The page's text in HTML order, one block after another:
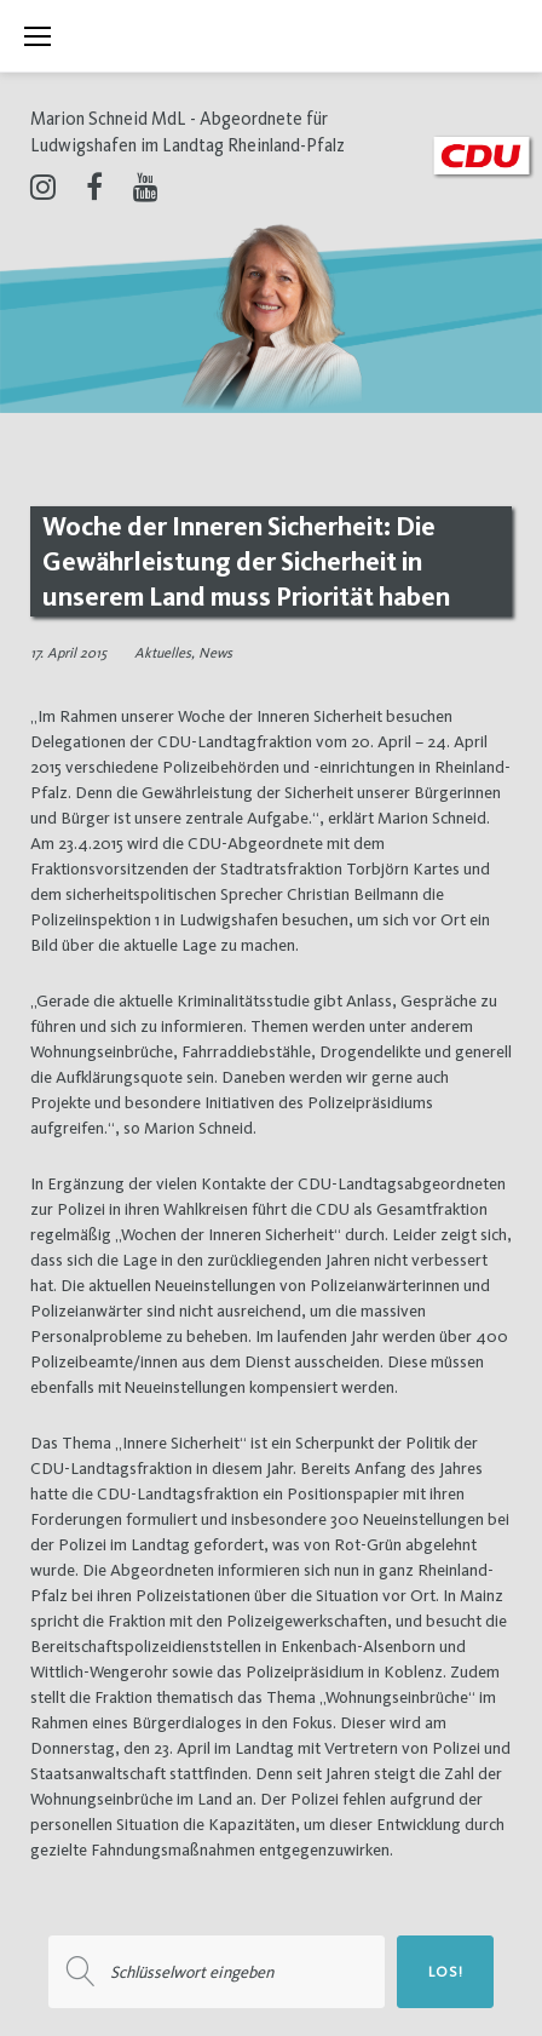
Inhalt
Marion Schneid MdL - Abgeordnete für
Ludwigshafen im Landtag Rheinland-Pfalz
Woche der Inneren Sicherheit: Die
Gewährleistung der Sicherheit in
unserem Land muss Priorität haben
17. April 2015 Aktuelles, News
„Im Rahmen unserer Woche der Inneren Sicherheit besuchen
Delegationen der CDU-Landtagfraktion vom 20. April – 24. April
2015 verschiedene Polizeibehörden und -einrichtungen in Rheinland-
Pfalz. Denn die Gewährleistung der Sicherheit unserer Bürgerinnen
und Bürger ist unsere zentrale Aufgabe.“, erklärt Marion Schneid.
Am 23.4.2015 wird die CDU-Abgeordnete mit dem
Fraktionsvorsitzenden der Stadtratsfraktion Torbjörn Kartes und
dem sicherheitspolitischen Sprecher Christian Beilmann die
Polizeiinspektion 1 in Ludwigshafen besuchen, um sich vor Ort ein
Bild über die aktuelle Lage zu machen.
„Gerade die aktuelle Kriminalitätsstudie gibt Anlass, Gespräche zu
führen und sich zu informieren. Themen werden unter anderem
Wohnungseinbrüche, Fahrraddiebstähle, Drogendelikte und generell
die Aufklärungsquote sein. Daneben werden wir gerne auch
Projekte und besondere Initiativen des Polizeipräsidiums
aufgreifen.“, so Marion Schneid.
In Ergänzung der vielen Kontakte der CDU-Landtagsabgeordneten
zur Polizei in ihren Wahlkreisen führt die CDU als Gesamtfraktion
regelmäßig „Wochen der Inneren Sicherheit“ durch. Leider zeigt sich,
dass sich die Lage in den zurückliegenden Jahren nicht verbessert
hat. Die aktuellen Neueinstellungen von Polizeianwärterinnen und
Polizeianwärter sind nicht ausreichend, um die massiven
Personalprobleme zu beheben. Im laufenden Jahr werden über 400
Polizeibeamte/innen aus dem Dienst ausscheiden. Diese müssen
ebenfalls mit Neueinstellungen kompensiert werden.
Das Thema „Innere Sicherheit“ ist ein Scherpunkt der Politik der
CDU-Landtagsfraktion in diesem Jahr. Bereits Anfang des Jahres
hatte die CDU-Landtagsfraktion ein Positionspapier mit ihren
Forderungen formuliert und insbesondere 300 Neueinstellungen bei
der Polizei im Landtag gefordert, was von Rot-Grün abgelehnt
wurde. Die Abgeordneten informieren sich nun in ganz Rheinland-
Pfalz bei ihren Polizeistationen über die Situation vor Ort. In Mainz
spricht die Fraktion mit den Polizeigewerkschaften, und besucht die
Bereitschaftspolizeidienststellen in Enkenbach-Alsenborn und
Wittlich-Wengerohr sowie das Polizeipräsidium in Koblenz. Zudem
stellt die Fraktion thematisch das Thema „Wohnungseinbrüche“ im
Rahmen eines Bürgerdialoges in den Fokus. Dieser wird am
Donnerstag, den 23. April im Landtag mit Vertretern von Polizei und
Staatsanwaltschaft stattfinden. Denn seit Jahren steigt die Zahl der
Wohnungseinbrüche im Land an. Der Polizei fehlen aufgrund der
personellen Situation die Kapazitäten, um dieser Entwicklung durch
gezielte Fahndungsmaßnahmen entgegenzuwirken.
nach:
LOS!